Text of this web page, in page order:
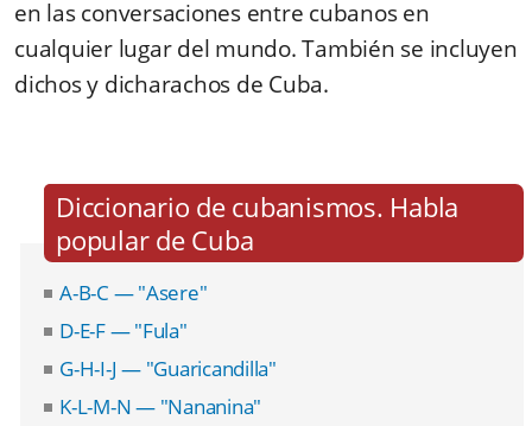
en las conversaciones entre cubanos en
cualquier lugar del mundo. También se incluyen
dichos y dicharachos de Cuba.
Diccionario de cubanismos. Habla
popular de Cuba
A-B-C — "Asere"
D-E-F — "Fula"
G-H-I-J — "Guaricandilla"
K-L-M-N — "Nananina"